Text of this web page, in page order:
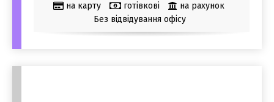
на карту готівкові
на рахунок
Без відвідування офісу